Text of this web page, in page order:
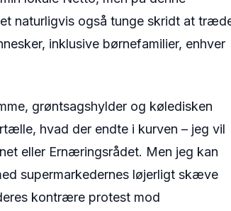
naturligvis også tunge skridt at
inklusive børnefamilier, enhver
grøntsagshylder og køledisken
hvad der endte i kurven – jeg vil
eller Ernæringsrådet. Men jeg kan
supermarkedernes løjerligt skæve
kontrære protest mod